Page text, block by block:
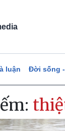
luận Đời sống